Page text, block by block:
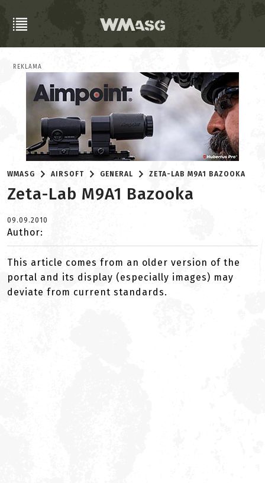
REKLAMA
WMASG AIRSOFT GENERAL ZETA-LAB M9A1 BAZOOKA
Zeta-Lab M9A1 Bazooka
09.09.2010
Author:
This article comes from an older version of the
portal and its display (especially images) may
deviate from current standards.